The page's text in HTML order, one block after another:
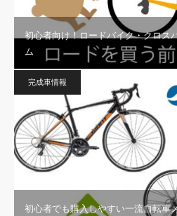
初心者向け！ロードバイク・クロス
ム
完成車情報
初心者でも購入しやすい一流自転車